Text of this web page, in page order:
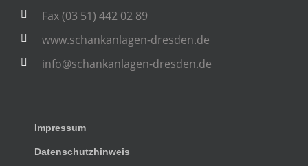
Fax (03 51) 442 02 89
www.schankanlagen-dresden.de
info@schankanlagen-dresden.de
Impressum
Datenschutzhinweis